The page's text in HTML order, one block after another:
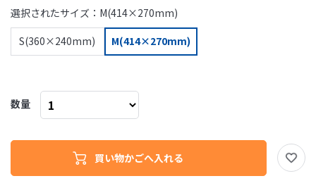
S(360×240mm) M(414×270mm)
選択されたサイズ：M(414×270mm)
数量